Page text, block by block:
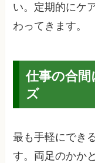
い。定期的にケ
わってきます。
仕事の合
ズ
最も手軽にでき
す。両足のかか